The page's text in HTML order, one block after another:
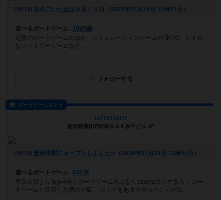
[NEW] 次のごいた会は８月１３日（2026年07月25日 15時21分）
遊べるボードゲーム
1045個
定番のボードゲームのほか、シミュレーションゲームやTRPG、レトロ
なファミリーゲームなど。
フォローする
ボードゲームカフェ
uzumaro
愛知県豊田市西町6-3-4 坂平ビル 1F
[NEW] 豊田市駅にオープンしました✨（2026年07月24日 13時44分）
遊べるボードゲーム
632個
豊田市駅より徒歩4分！ボードゲーム遊ぶならuzumaroうずまろ！ ボー
ドゲームと紅茶とお酒のお店。 ボドゲをあまりやったことがな...